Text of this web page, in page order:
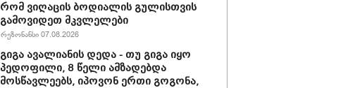
რომ ვიღაცის ბოდიალის გულისთვის
გამოვიდეთ მკვლელები
რეზონანსი 07.08.2026
გიგა ავალიანის დედა - თუ გიგა იყო
პედოფილი, 8 წელი ამზადებდა
მოსწავლეებს, იპოვონ ერთი გოგონა,